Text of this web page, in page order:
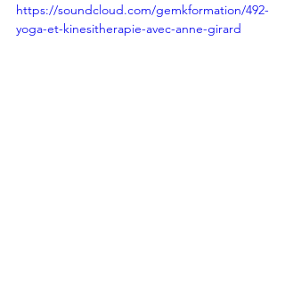
https://soundcloud.com/gemkformation/492-
yoga-et-kinesitherapie-avec-anne-girard